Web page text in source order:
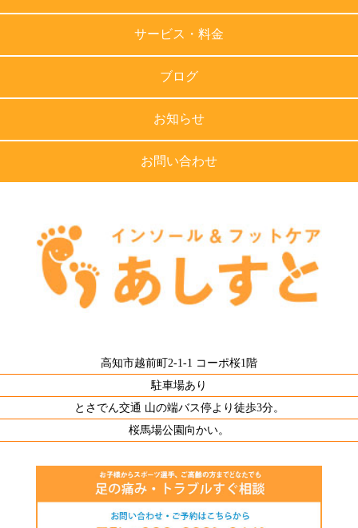
サービス・料金
ブログ
お知らせ
お問い合わせ
高知市越前町2-1-1 コーポ桜1階
駐車場あり
とさでん交通 山の端バス停より徒歩3分。
桜馬場公園向かい。